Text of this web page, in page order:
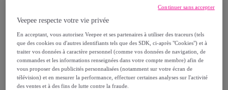
29,99 €
119,00 €
-74%
dontéco-part.: 0,08 €
Veepee respecte votre vie privée
En acceptant, vous autorisez Veepee et ses partenaires à utiliser des traceurs (tels
que des cookies ou d'autres identifiants tels que des SDK, ci-après "Cookies") et à
traiter vos données à caractère personnel (comme vos données de navigation, de
commandes et les informations renseignées dans votre compte membre) afin de
vous proposer des publicités personnalisées (notamment sur votre écran de
télévision) et en mesurer la performance, effectuer certaines analyses sur l'activité
des ventes et à des fins de lutte contre la fraude.
Continuer sans accepter